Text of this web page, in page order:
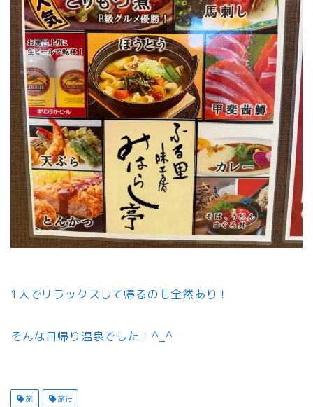
1人でリラックスして帰るのも全然あり！
そんな日帰り温泉でした！^_^
旅 旅行